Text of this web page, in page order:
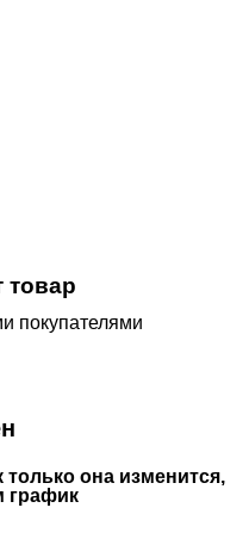
товар
покупателями
только она изменится,
график